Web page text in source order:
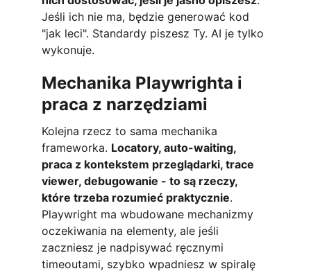
Jeśli ich nie ma, będzie generować kod
"jak leci". Standardy piszesz Ty. AI je tylko
wykonuje.
Mechanika Playwrighta i
praca z narzędziami
Kolejna rzecz to sama mechanika
frameworka. Locatory, auto-waiting,
praca z kontekstem przeglądarki, trace
viewer, debugowanie - to są rzeczy,
które trzeba rozumieć praktycznie.
Playwright ma wbudowane mechanizmy
oczekiwania na elementy, ale jeśli
zaczniesz je nadpisywać ręcznymi
timeoutami, szybko wpadniesz w spiralę